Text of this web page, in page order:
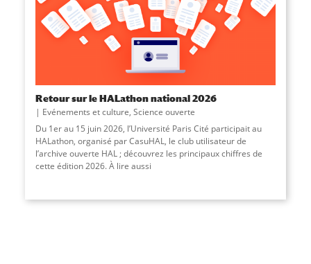
Retour sur le HALathon national 2026
Evénements et culture, Science ouverte
Du 1er au 15 juin 2026, l’Université Paris Cité participait au
HALathon, organisé par CasuHAL, le club utilisateur de
l’archive ouverte HAL ; découvrez les principaux chiffres de
cette édition 2026. À lire aussi